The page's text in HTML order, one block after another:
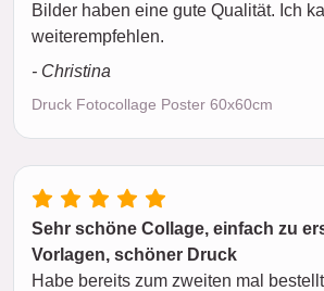
Bilder haben eine gute Qualität. Ich
weiterempfehlen.
- Christina
Druck Fotocollage Poster 60x60cm
Sehr schöne Collage, einfach zu
Vorlagen, schöner Druck
Habe bereits zum zweiten mal